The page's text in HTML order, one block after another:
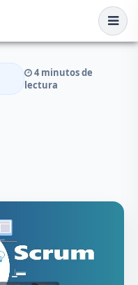
4 minutos de
lectura